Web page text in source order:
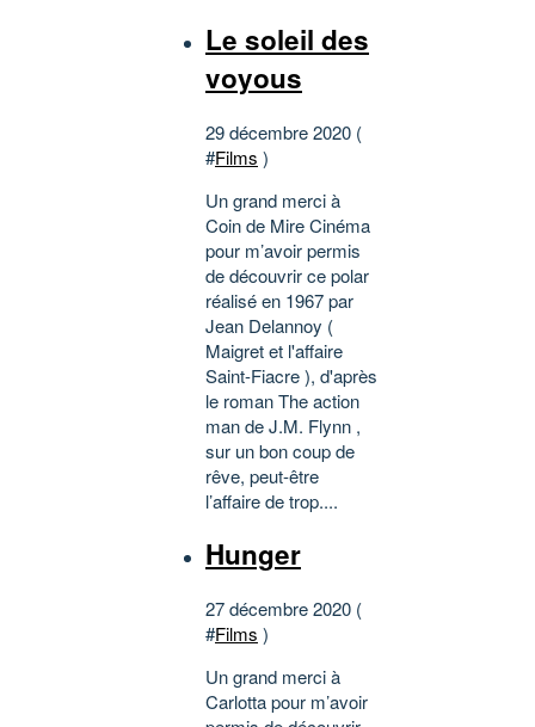
Le soleil des
voyous
29 décembre 2020 (
#Films )
Un grand merci à
Coin de Mire Cinéma
pour m’avoir permis
de découvrir ce polar
réalisé en 1967 par
Jean Delannoy (
Maigret et l'affaire
Saint-Fiacre ), d'après
le roman The action
man de J.M. Flynn ,
sur un bon coup de
rêve, peut-être
l’affaire de trop....
Hunger
27 décembre 2020 (
#Films )
Un grand merci à
Carlotta pour m’avoir